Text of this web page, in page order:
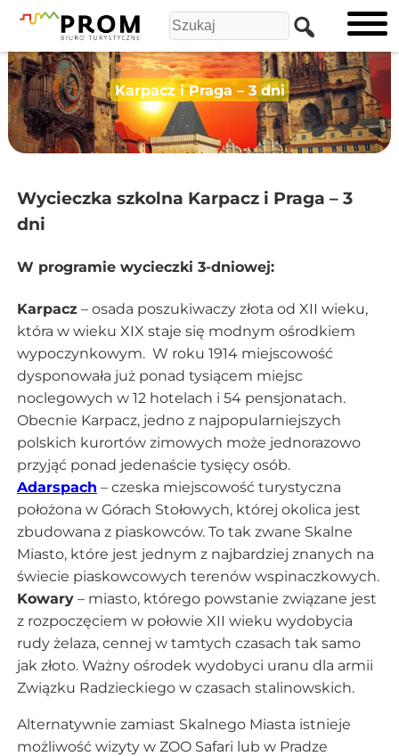
Karpacz i Praga – 3 dni
Wycieczka szkolna Karpacz i Praga – 3
dni
W programie wycieczki 3-dniowej:
Karpacz– osada poszukiwaczy złota od XII wieku,
która w wieku XIX staje się modnym ośrodkiem
wypoczynkowym. W roku 1914 miejscowość
dysponowała już ponad tysiącem miejsc
noclegowych w 12 hotelach i 54 pensjonatach.
Obecnie Karpacz, jedno z najpopularniejszych
polskich kurortów zimowych może jednorazowo
przyjąć ponad jedenaście tysięcy osób.
Adarspach – czeska miejscowość turystyczna
położona w Górach Stołowych, której okolica jest
zbudowana z piaskowców. To tak zwane Skalne
Miasto, które jest jednym z najbardziej znanych na
świecie piaskowcowych terenów wspinaczkowych.
Kowary– miasto, którego powstanie związane jest
z rozpoczęciem w połowie XII wieku wydobycia
rudy żelaza, cennej w tamtych czasach tak samo
jak złoto. Ważny ośrodek wydobyci uranu dla armii
Związku Radzieckiego w czasach stalinowskich.
Alternatywnie zamiast Skalnego Miasta istnieje
możliwość wizyty w ZOO Safari lub w Pradze